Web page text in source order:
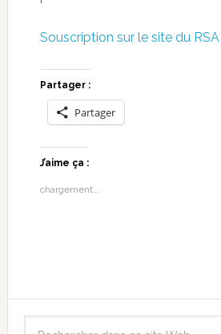
Souscription sur le site du RSA
Partager :
Partager
J’aime ça :
chargement…